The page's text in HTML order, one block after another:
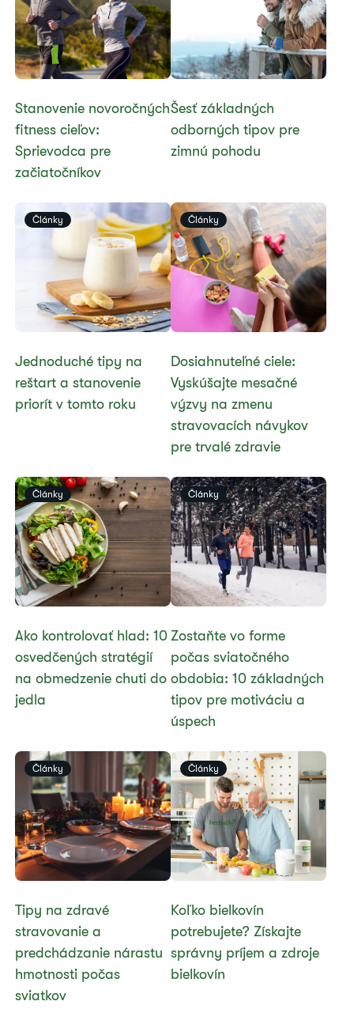
Stanovenie novoročných
fitness cieľov:
Sprievodca pre
začiatočníkov
Šesť základných
odborných tipov pre
zimnú pohodu
Články
Jednoduché tipy na
reštart a stanovenie
priorít v tomto roku
Články
Dosiahnuteľné ciele:
Vyskúšajte mesačné
výzvy na zmenu
stravovacích návykov
pre trvalé zdravie
Články
Ako kontrolovať hlad: 10
osvedčených stratégií
na obmedzenie chuti do
jedla
Články
Zostaňte vo forme
počas sviatočného
obdobia: 10 základných
tipov pre motiváciu a
úspech
Články
Tipy na zdravé
stravovanie a
predchádzanie nárastu
hmotnosti počas
sviatkov
Články
Koľko bielkovín
potrebujete? Získajte
správny príjem a zdroje
bielkovín